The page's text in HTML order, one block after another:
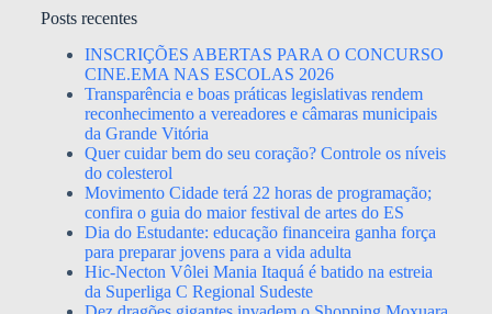
Posts recentes
INSCRIÇÕES ABERTAS PARA O CONCURSO
CINE.EMA NAS ESCOLAS 2026
Transparência e boas práticas legislativas rendem
reconhecimento a vereadores e câmaras municipais
da Grande Vitória
Quer cuidar bem do seu coração? Controle os níveis
do colesterol
Movimento Cidade terá 22 horas de programação;
confira o guia do maior festival de artes do ES
Dia do Estudante: educação financeira ganha força
para preparar jovens para a vida adulta
Hic-Necton Vôlei Mania Itaquá é batido na estreia
da Superliga C Regional Sudeste